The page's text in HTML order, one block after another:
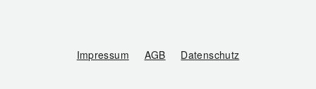
Impressum AGB Datenschutz